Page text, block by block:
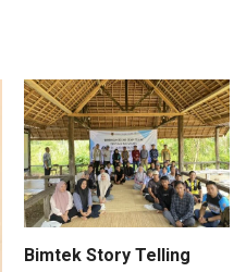
Bimtek Story Telling